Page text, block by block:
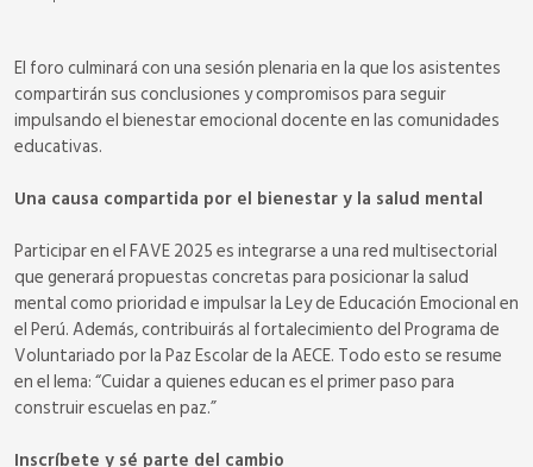
El foro culminará con una sesión plenaria en la que los asistentes
compartirán sus conclusiones y compromisos para seguir
impulsando el bienestar emocional docente en las comunidades
educativas.
Una causa compartida por el bienestar y la salud mental
Participar en el FAVE 2025 es integrarse a una red multisectorial
que generará propuestas concretas para posicionar la salud
mental como prioridad e impulsar la Ley de Educación Emocional en
el Perú. Además, contribuirás al fortalecimiento del Programa de
Voluntariado por la Paz Escolar de la AECE. Todo esto se resume
en el lema: “Cuidar a quienes educan es el primer paso para
construir escuelas en paz.”
Inscríbete y sé parte del cambio